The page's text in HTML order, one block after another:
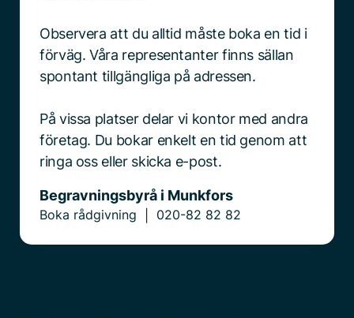
Observera att du alltid måste boka en tid i
förväg. Våra representanter finns sällan
spontant tillgängliga på adressen.
På vissa platser delar vi kontor med andra
företag. Du bokar enkelt en tid genom att
ringa oss eller skicka e-post.
Begravningsbyrå i Munkfors
Boka rådgivning 020-82 82 82